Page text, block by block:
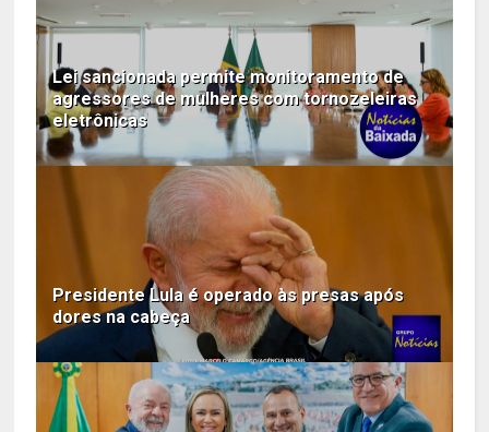
Lei sancionada permite monitoramento de
agressores de mulheres com tornozeleiras
eletrônicas
Presidente Lula é operado às presas após
dores na cabeça